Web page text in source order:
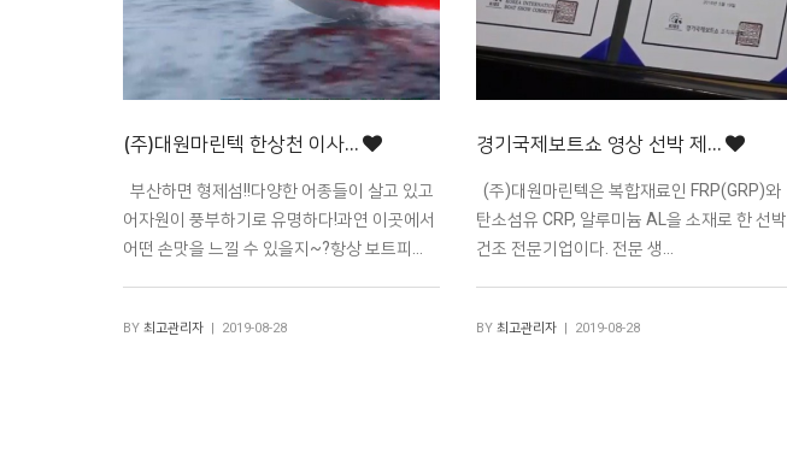
(주)대원마린텍 한상천 이사…
부산하면 형제섬!!다양한 어종들이 살고 있고
어자원이 풍부하기로 유명하다!과연 이곳에서
어떤 손맛을 느낄 수 있을지~?항상 보트피…
BY 최고관리자 | 2019-08-28
경기국제보트쇼 영상 선박 제…
(주)대원마린텍은 복합재료인 FRP(GRP)와
탄소섬유 CRP, 알루미늄 AL을 소재로 한 선박
건조 전문기업이다. 전문 생…
BY 최고관리자| 2019-08-28